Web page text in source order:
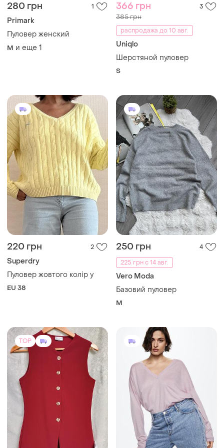
280 грн 1
Primark
Пуловер женский
M и еще 1
366 грн 3
385 грн
распродажа до 10 авг.
Uniqlo
Шерстяной пуловер
S
220 грн 2
Superdry
Пуловер жовтого колір у
EU 38
250 грн
4
225 грн с 14 авг.
Vero Moda
Базовий пуловер
M
TOP